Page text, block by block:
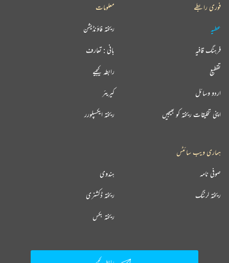
فوری رابطے
عطیہ
فرہنگ قافیہ
تقطیع
اردو وسائل
اپنی تخلیقات ریختہ کو بھیجیں
معلومات
ریختہ فاؤنڈیشن
بانی : تعارف
رابطہ کیجیے
کیریئر
ریختہ ایکسپلورر
ہماری ویب سائٹس
ہندوی صوفی نامہ
ریختہ ڈکشنری ریختہ لرننگ
ریختہ بکس